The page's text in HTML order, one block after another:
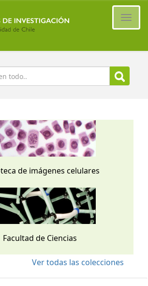
de imágenes celulares
Facultad de Ciencias
Ver todas las colecciones